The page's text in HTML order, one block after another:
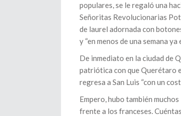
populares, se le regaló una
Señoritas Revolucionarias
de laurel adornada con
y “en menos de una semana
De inmediato en la ciudad de
patriótica con que Querétaro
regresa a San Luis “con un
Empero, hubo también
frente a los franceses.